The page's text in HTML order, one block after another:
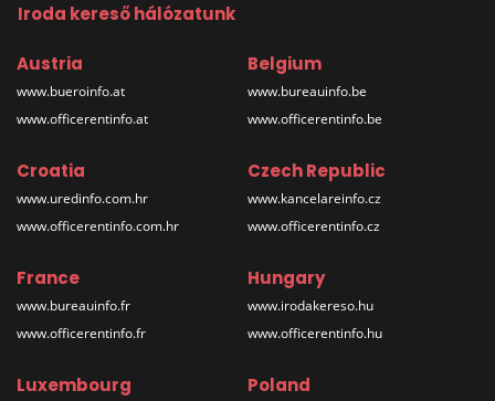
Iroda kereső hálózatunk
Austria
www.bueroinfo.at
www.officerentinfo.at
Belgium
www.bureauinfo.be
www.officerentinfo.be
Croatia
www.uredinfo.com.hr
www.officerentinfo.com.hr
Czech Republic
www.kancelareinfo.cz
www.officerentinfo.cz
France
www.bureauinfo.fr
www.officerentinfo.fr
Hungary
www.irodakereso.hu
www.officerentinfo.hu
Luxembourg Poland